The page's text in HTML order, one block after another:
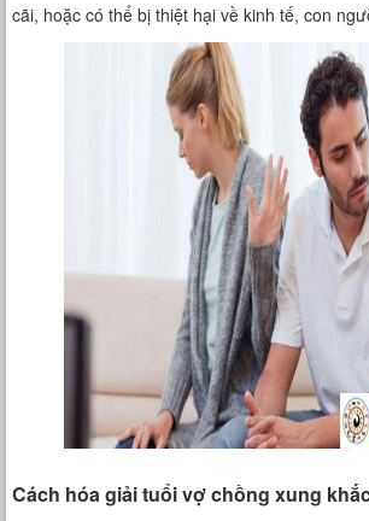
cãi, hoặc có thể bị thiệt hại về kinh tế, con
Cách hóa giải tuổi vợ chồng xung